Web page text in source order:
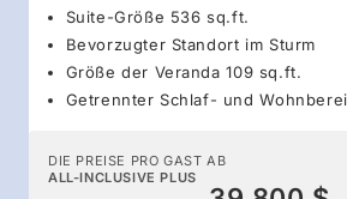
Suite-Größe 536 sq.ft.
Bevorzugter Standort im Sturm
Größe der Veranda 109 sq.ft.
Getrennter Schlaf- und
DIE PREISE PRO GAST AB
ALL-INCLUSIVE PLUS